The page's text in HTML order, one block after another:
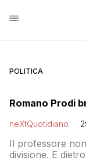
POLITICA
Romano Prodi
neXtQuotidiano
Il professore
divisione. E